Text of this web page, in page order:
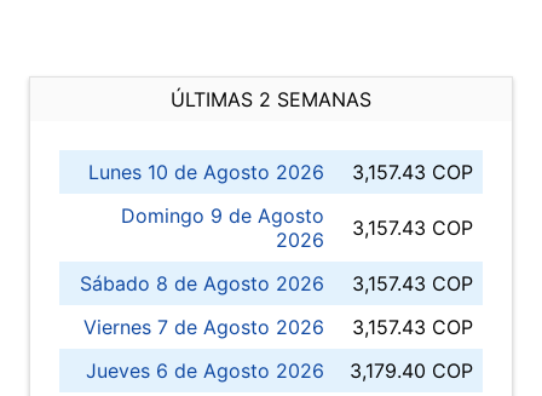
ÚLTIMAS 2 SEMANAS
Lunes 10 de Agosto 2026
3,157.43 COP
Domingo 9 de Agosto
2026
3,157.43 COP
Sábado 8 de Agosto 2026
3,157.43 COP
Viernes 7 de Agosto 2026
3,157.43 COP
Jueves 6 de Agosto 2026
3,179.40 COP